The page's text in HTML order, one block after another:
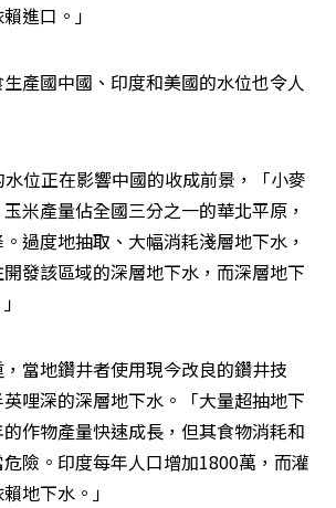
進口。」
產國中國、印度和美國的水位也令人
位正在影響中國的收成前景，「小麥
米產量佔全國三分之一的華北平原，
過度地抽取、大幅消耗淺層地下水，
發該區域的深層地下水，而深層地下
當地鑽井者使用現今改良的鑽井技
哩深的深層地下水。「大量超抽地下
作物產量快速成長，但其食物消耗和
險。印度每年人口增加1800萬，而灌
地下水。」